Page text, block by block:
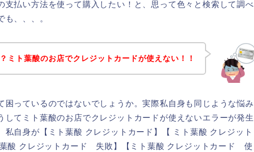
支払い方法を使って購入したい！と、思って色々と検索して調べ
も、、、。
ミト葉酸のお店でクレジットカードが使えない！！
困っているのではないでしょうか。実際私自身も同じような悩み
してミト葉酸のお店でクレジットカードが使えないエラーが発生
私自身が【ミト葉酸 クレジットカード】【 ミト葉酸 クレジット
酸 クレジットカード 失敗】【ミト葉酸 クレジットカード 使